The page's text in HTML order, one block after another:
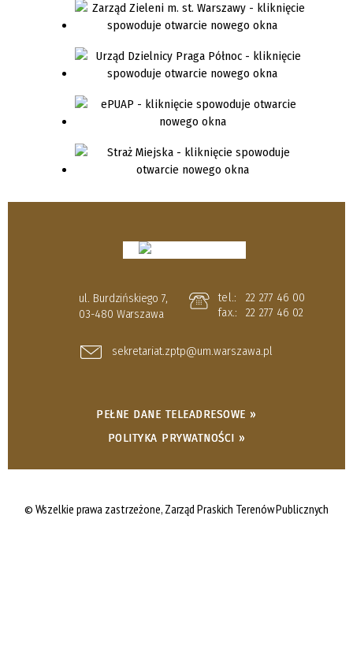
ul. Burdzińskiego 7,
03-480 Warszawa
tel.:
22 277 46 00
fax.:
22 277 46 02
sekretariat.zptp@um.warszawa.pl
PEŁNE DANE TELEADRESOWE »
POLITYKA PRYWATNOŚCI »
© Wszelkie prawa zastrzeżone, Zarząd Praskich Terenów Publicznych